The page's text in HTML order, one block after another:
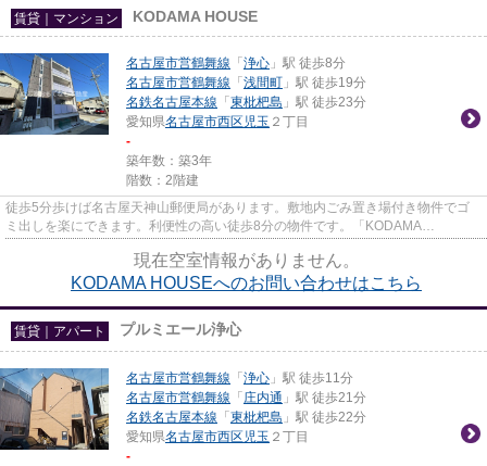
賃貸｜マンション KODAMA HOUSE
名古屋市営鶴舞線 「 浄心 」駅 徒歩8分
名古屋市営鶴舞線 「 浅間町 」駅 徒歩19分
名鉄名古屋本線 「 東枇杷島 」駅 徒歩23分
愛知県名古屋市西区 児玉 ２丁目
-
築年数：築3年
階数：2階建
徒歩5分歩けば名古屋天神山郵便局があります。敷地内ごみ置き場付き物件でゴ
ミ出しを楽にできます。利便性の高い徒歩8分の物件です。「KODAMA
現在空室情報がありません。
KODAMA HOUSEへのお問い合わせはこちら
賃貸｜アパート プルミエール浄心
名古屋市営鶴舞線 「 浄心 」駅 徒歩11分
名古屋市営鶴舞線 「 庄内通 」駅 徒歩21分
名鉄名古屋本線 「 東枇杷島 」駅 徒歩22分
愛知県名古屋市西区 児玉 ２丁目
-